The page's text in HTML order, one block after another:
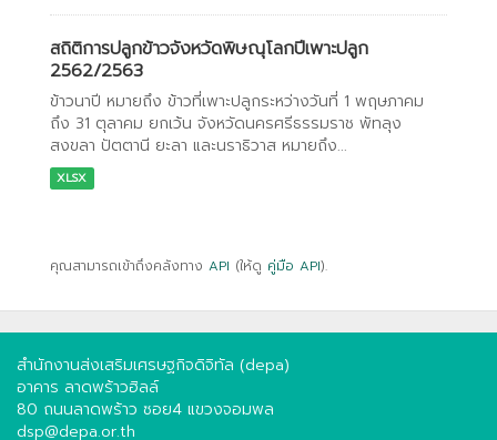
สถิติการปลูกข้าวจังหวัดพิษณุโลกปีเพาะปลูก
2562/2563
ข้าวนาปี หมายถึง ข้าวที่เพาะปลูกระหว่างวันที่ 1 พฤษภาคม
ถึง 31 ตุลาคม ยกเว้น จังหวัดนครศรีธรรมราช พัทลุง
สงขลา ปัตตานี ยะลา และนราธิวาส หมายถึง...
XLSX
คุณสามารถเข้าถึงคลังทาง API (ให้ดู คู่มือ API).
สำนักงานส่งเสริมเศรษฐกิจดิจิทัล (depa)
อาคาร ลาดพร้าวฮิลล์
80 ถนนลาดพร้าว ซอย4 แขวงจอมพล
dsp@depa.or.th